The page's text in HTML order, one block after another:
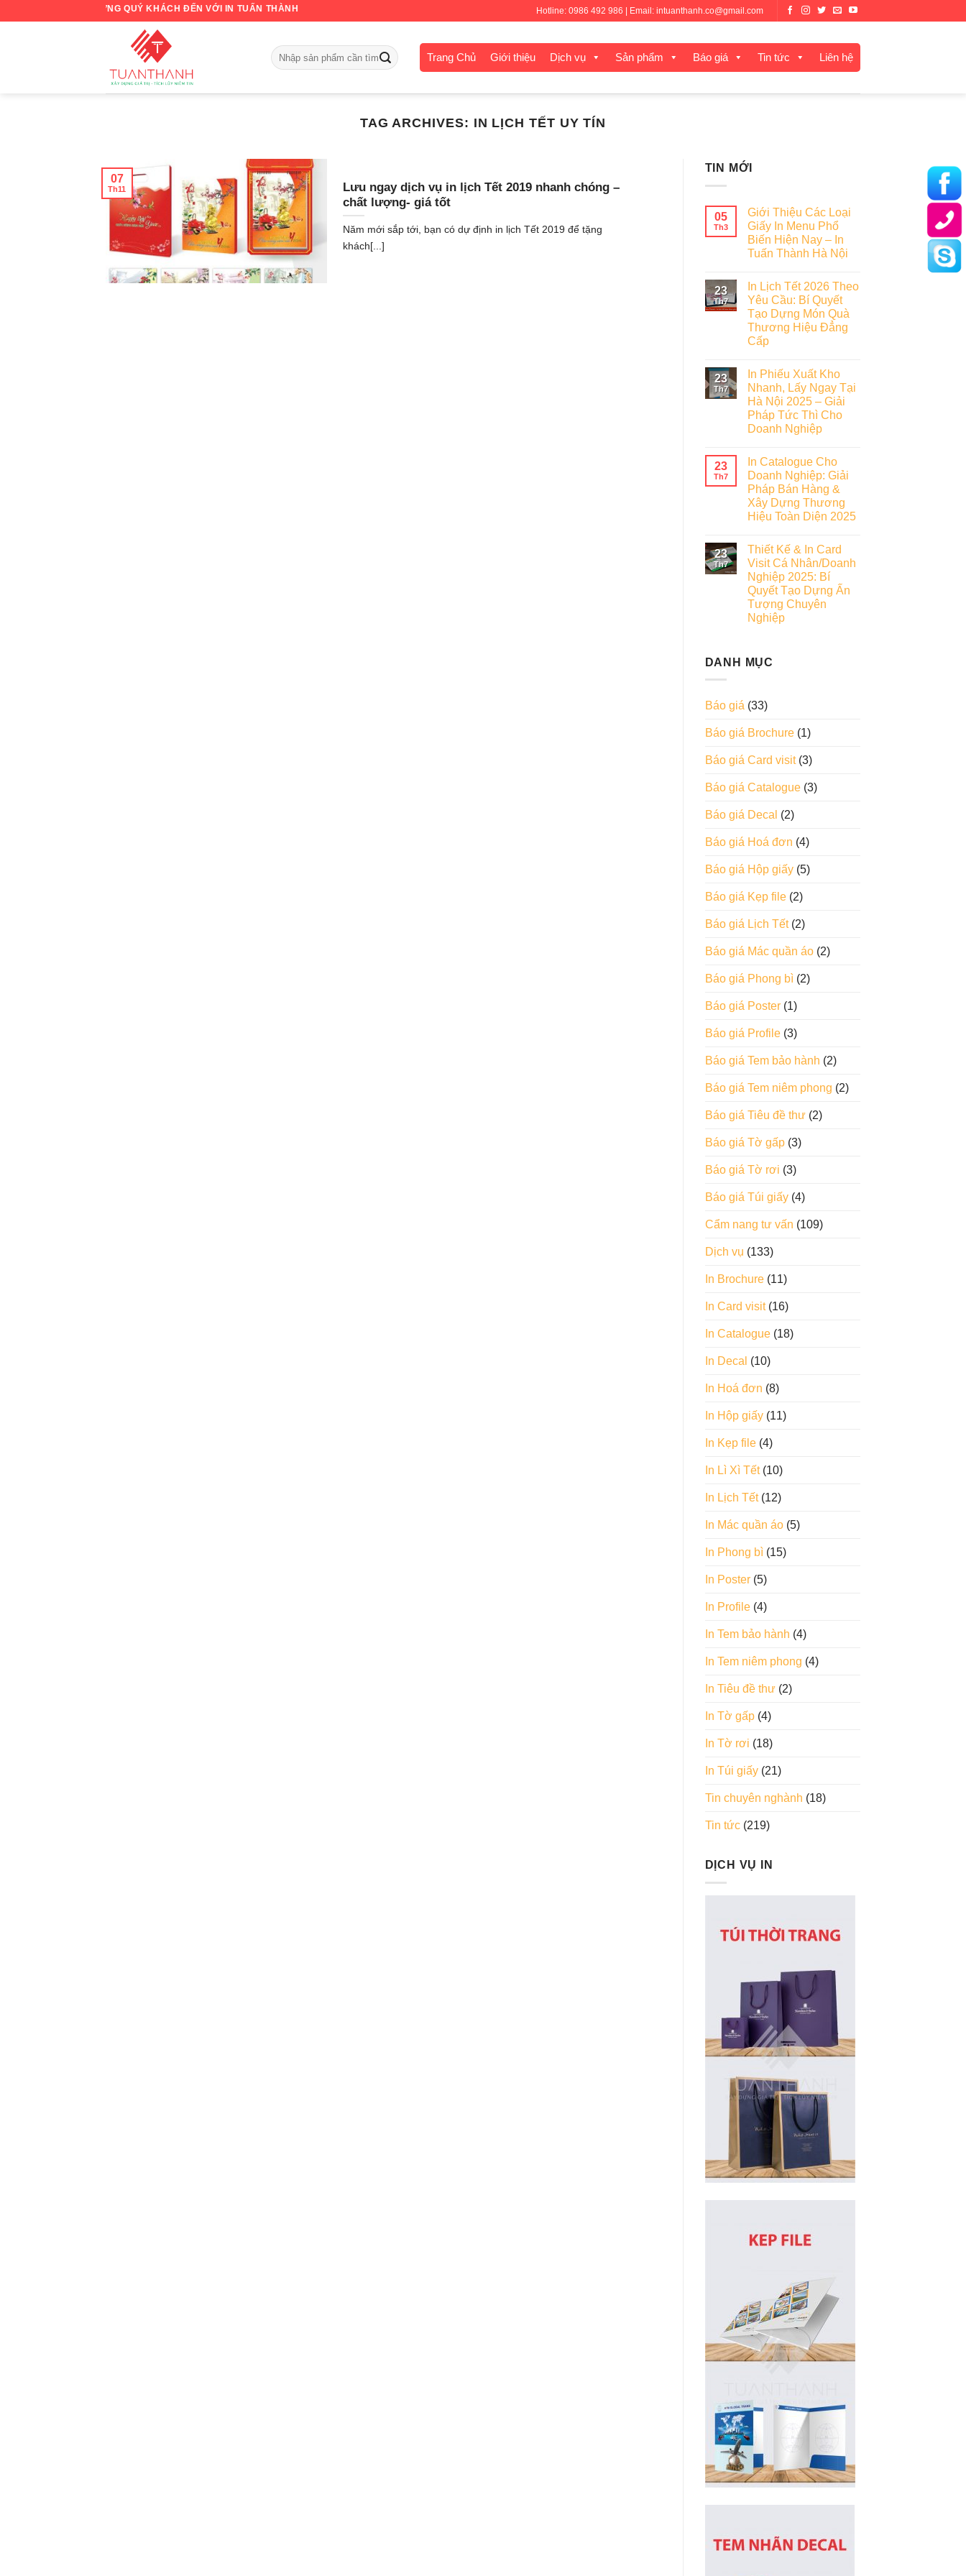
CHÀO MỪNG QUÝ KHÁCH ĐẾN VỚI IN TUẤN THÀNH Hotline: 0986 492 986 | Email: intuanthanh.co@gmail.com
Trang Chủ Giới thiệu Dịch vụ Sản phẩm Báo giá Tin tức Liên hệ
TAG ARCHIVES: IN LỊCH TẾT UY TÍN
Lưu ngay dịch vụ in lịch Tết 2019 nhanh chóng –
chất lượng- giá tốt
Năm mới sắp tới, bạn có dự định in lịch Tết 2019 để tặng
khách[...]
07
Th11
TIN MỚI
05
Th3
Giới Thiệu Các Loại
Giấy In Menu Phổ
Biến Hiện Nay – In
Tuấn Thành Hà Nội
23
Th7
In Lịch Tết 2026 Theo
Yêu Cầu: Bí Quyết
Tạo Dựng Món Quà
Thương Hiệu Đẳng
Cấp
23
Th7
In Phiếu Xuất Kho
Nhanh, Lấy Ngay Tại
Hà Nội 2025 – Giải
Pháp Tức Thì Cho
Doanh Nghiệp
23
Th7
In Catalogue Cho
Doanh Nghiệp: Giải
Pháp Bán Hàng &
Xây Dựng Thương
Hiệu Toàn Diện 2025
23
Th7
Thiết Kế & In Card
Visit Cá Nhân/Doanh
Nghiệp 2025: Bí
Quyết Tạo Dựng Ấn
Tượng Chuyên
Nghiệp
DANH MỤC
Báo giá (33)
Báo giá Brochure(1)
Báo giá Card visit(3)
Báo giá Catalogue(3)
Báo giá Decal (2)
Báo giá Hoá đơn (4)
Báo giá Hộp giấy(5)
Báo giá Kẹp file(2)
Báo giá Lịch Tết(2)
Báo giá Mác quần áo(2)
Báo giá Phong bì(2)
Báo giá Poster(1)
Báo giá Profile(3)
Báo giá Tem bảo hành (2)
Báo giá Tem niêm phong (2)
Báo giá Tiêu đề thư(2)
Báo giá Tờ gấp(3)
Báo giá Tờ rơi (3)
Báo giá Túi giấy(4)
Cẩm nang tư vấn (109)
Dịch vụ (133)
In Brochure(11)
In Card visit(16)
In Catalogue(18)
In Decal (10)
In Hoá đơn (8)
In Hộp giấy(11)
In Kẹp file(4)
In Lì Xì Tết(10)
In Lịch Tết(12)
In Mác quần áo(5)
In Phong bì(15)
In Poster(5)
In Profile(4)
In Tem bảo hành (4)
In Tem niêm phong (4)
In Tiêu đề thư(2)
In Tờ gấp(4)
In Tờ rơi (18)
In Túi giấy(21)
Tin chuyên nghành (18)
Tin tức(219)
DỊCH VỤ IN